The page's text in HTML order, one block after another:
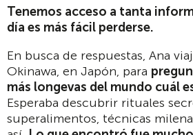
Tenemos acceso a tanta
día es más fácil perderse.
En busca de respuestas, Ana
Okinawa, en Japón, para
más longevas del mundo cuál
Esperaba descubrir rituales
superalimentos, técnicas